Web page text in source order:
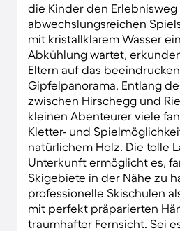
die Kinder den
abwechslungsreichen
mit kristallklarem Wasser
Abkühlung wartet,
Eltern auf das
Gipfelpanorama. Entlang
zwischen Hirschegg und
kleinen Abenteurer viele
Kletter- und
natürlichem Holz. Die tolle
Unterkunft ermöglicht es,
Skigebiete in der Nähe zu
professionelle Skischulen
mit perfekt präparierten
traumhafter Fernsicht. Sei